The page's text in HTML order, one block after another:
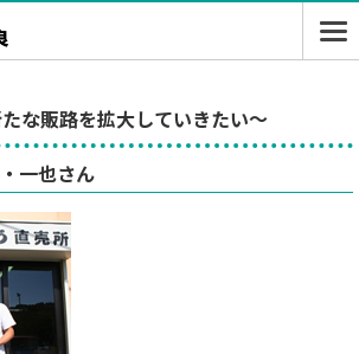
な販路を拡大していきたい～
一也さん